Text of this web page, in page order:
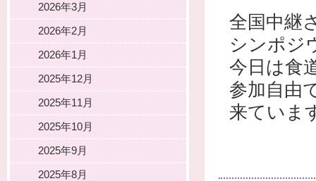
全国中継
シンポジ
今日は食
参加自由
来ていま
2026年3月
2026年2月
2026年1月
2025年12月
2025年11月
2025年10月
2025年9月
2025年8月